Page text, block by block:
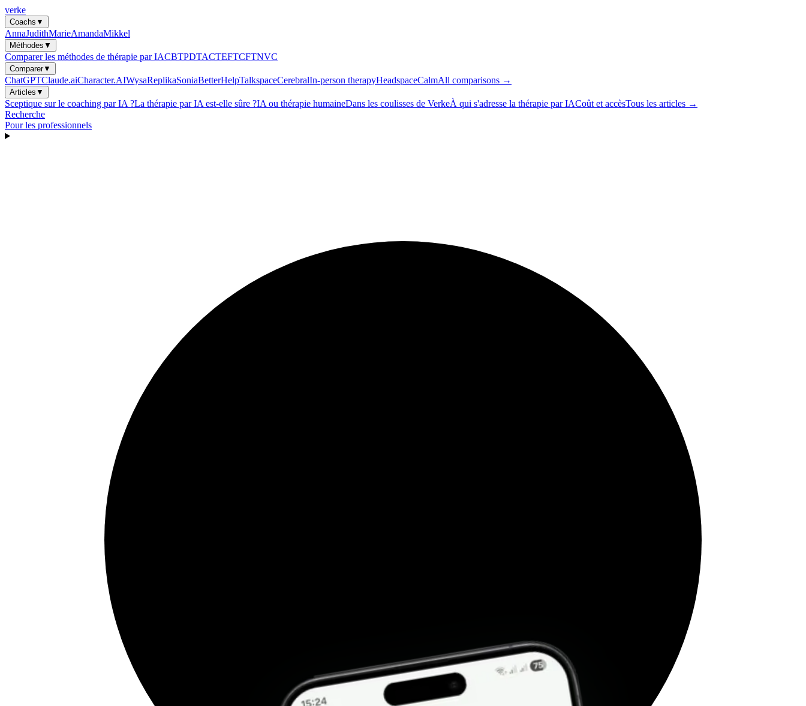
verke
Coachs ▼
AnnaJudithMarieAmandaMikkel
Méthodes ▼
Comparer les méthodes de thérapie par IACBTPDTACTEFTCFTNVC
Comparer▼
ChatGPTClaude.aiCharacter.AIWysaReplikaSoniaBetterHelpTalkspaceCerebralIn-person therapyHeadspaceCalmAll comparisons →
Articles ▼
Sceptique sur le coaching par IA ?La thérapie par IA est-elle sûre ?IA ou thérapie humaineDans les coulisses de VerkeÀ qui s'adresse la thérapie par IACoût et accèsTous les articles →
Recherche
Pour les professionnels